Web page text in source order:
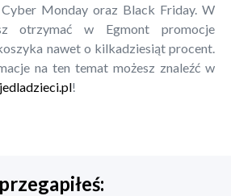
Monday oraz Black Friday. W
otrzymać w Egmont promocje
nawet o kilkadziesiąt procent.
na ten temat możesz znaleźć w
!